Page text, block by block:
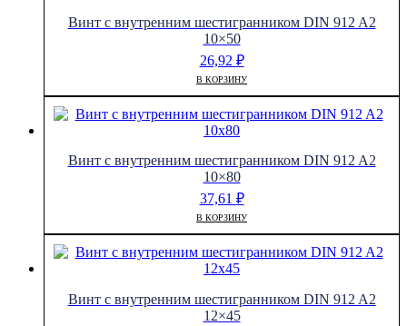
Винт с внутренним шестигранником DIN 912 A2
10×50
26,92 ₽
В КОРЗИНУ
Винт с внутренним шестигранником DIN 912 A2
10×80
37,61 ₽
В КОРЗИНУ
Винт с внутренним шестигранником DIN 912 A2
12×45